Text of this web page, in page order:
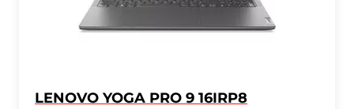
LENOVO YOGA PRO 9 16IRP8